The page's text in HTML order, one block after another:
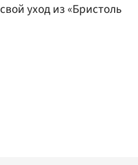
свой уход из «Бристоль